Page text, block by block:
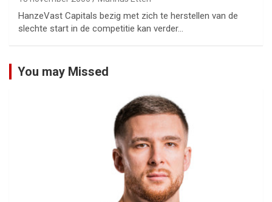
HanzeVast Capitals bezig met zich te herstellen van de
slechte start in de competitie kan verder…
You may Missed